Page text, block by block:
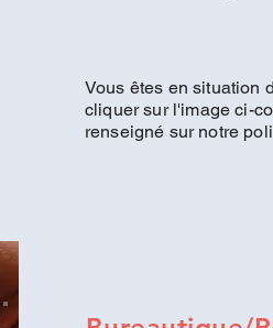
Vous êtes en situation
cliquer sur l'image ci-
renseigné sur notre